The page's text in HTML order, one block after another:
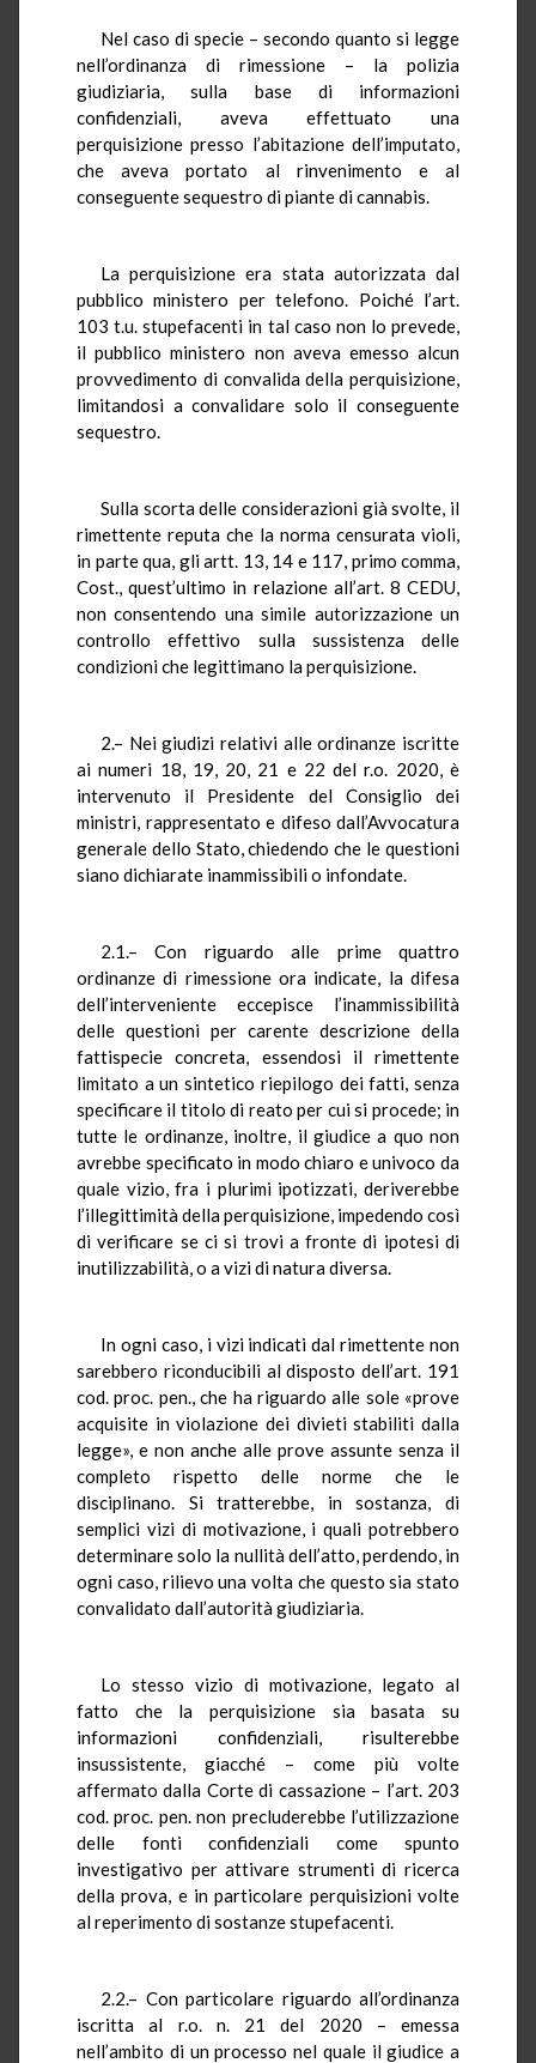
Nel caso di specie – secondo quanto si legge
nell’ordinanza di rimessione – la polizia
giudiziaria, sulla base di informazioni
confidenziali, aveva effettuato una
perquisizione presso l’abitazione dell’imputato,
che aveva portato al rinvenimento e al
conseguente sequestro di piante di cannabis.
La perquisizione era stata autorizzata dal
pubblico ministero per telefono. Poiché l’art.
103 t.u. stupefacenti in tal caso non lo prevede,
il pubblico ministero non aveva emesso alcun
provvedimento di convalida della perquisizione,
limitandosi a convalidare solo il conseguente
sequestro.
Sulla scorta delle considerazioni già svolte, il
rimettente reputa che la norma censurata violi,
in parte qua, gli artt. 13, 14 e 117, primo comma,
Cost., quest’ultimo in relazione all’art. 8 CEDU,
non consentendo una simile autorizzazione un
controllo effettivo sulla sussistenza delle
condizioni che legittimano la perquisizione.
2.– Nei giudizi relativi alle ordinanze iscritte
ai numeri 18, 19, 20, 21 e 22 del r.o. 2020, è
intervenuto il Presidente del Consiglio dei
ministri, rappresentato e difeso dall’Avvocatura
generale dello Stato, chiedendo che le questioni
siano dichiarate inammissibili o infondate.
2.1.– Con riguardo alle prime quattro
ordinanze di rimessione ora indicate, la difesa
dell’interveniente eccepisce l’inammissibilità
delle questioni per carente descrizione della
fattispecie concreta, essendosi il rimettente
limitato a un sintetico riepilogo dei fatti, senza
specificare il titolo di reato per cui si procede; in
tutte le ordinanze, inoltre, il giudice a quo non
avrebbe specificato in modo chiaro e univoco da
quale vizio, fra i plurimi ipotizzati, deriverebbe
l’illegittimità della perquisizione, impedendo così
di verificare se ci si trovi a fronte di ipotesi di
inutilizzabilità, o a vizi di natura diversa.
In ogni caso, i vizi indicati dal rimettente non
sarebbero riconducibili al disposto dell’art. 191
cod. proc. pen., che ha riguardo alle sole «prove
acquisite in violazione dei divieti stabiliti dalla
legge», e non anche alle prove assunte senza il
completo rispetto delle norme che le
disciplinano. Si tratterebbe, in sostanza, di
semplici vizi di motivazione, i quali potrebbero
determinare solo la nullità dell’atto, perdendo, in
ogni caso, rilievo una volta che questo sia stato
convalidato dall’autorità giudiziaria.
Lo stesso vizio di motivazione, legato al
fatto che la perquisizione sia basata su
informazioni confidenziali, risulterebbe
insussistente, giacché – come più volte
affermato dalla Corte di cassazione – l’art. 203
cod. proc. pen. non precluderebbe l’utilizzazione
delle fonti confidenziali come spunto
investigativo per attivare strumenti di ricerca
della prova, e in particolare perquisizioni volte
al reperimento di sostanze stupefacenti.
2.2.– Con particolare riguardo all’ordinanza
iscritta al r.o. n. 21 del 2020 – emessa
nell’ambito di un processo nel quale il giudice a